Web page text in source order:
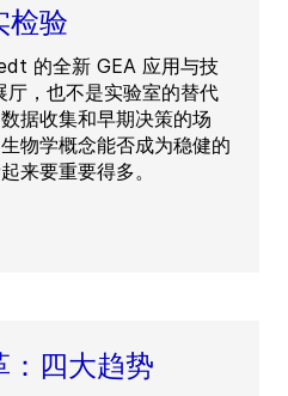
检验
的全新 GEA 应用与技
，也不是实验室的替代
据收集和早期决策的场
物学概念能否成为稳健的
来要重要得多。
：四大趋势